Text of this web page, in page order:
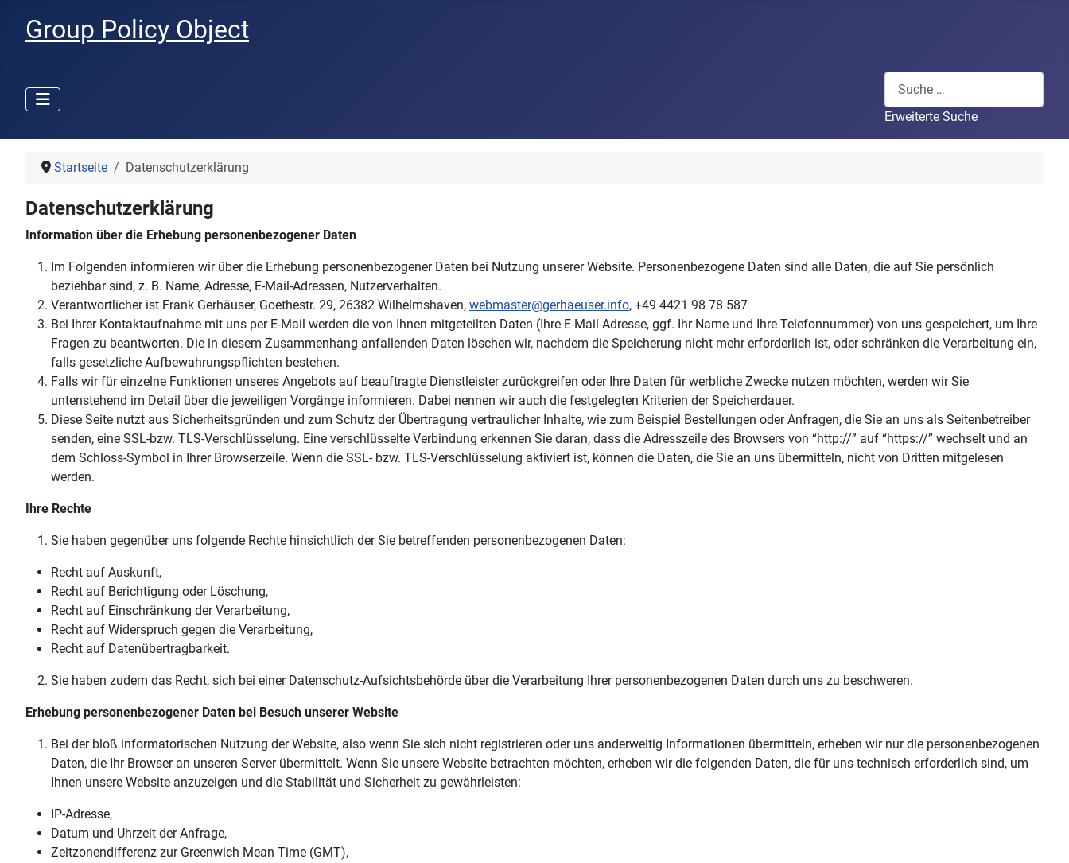
Group Policy Object
Suchen
Erweiterte Suche
Startseite Datenschutzerklärung
Datenschutzerklärung
Information über die Erhebung personenbezogener Daten
Im Folgenden informieren wir über die Erhebung personenbezogener Daten bei Nutzung unserer Website. Personenbezogene Daten sind alle Daten, die auf Sie persönlich
beziehbar sind, z. B. Name, Adresse, E-Mail-Adressen, Nutzerverhalten.
Verantwortlicher ist Frank Gerhäuser, Goethestr. 29, 26382 Wilhelmshaven, webmaster@gerhaeuser.info, +49 4421 98 78 587
Bei Ihrer Kontaktaufnahme mit uns per E-Mail werden die von Ihnen mitgeteilten Daten (Ihre E-Mail-Adresse, ggf. Ihr Name und Ihre Telefonnummer) von uns gespeichert, um Ihre
Fragen zu beantworten. Die in diesem Zusammenhang anfallenden Daten löschen wir, nachdem die Speicherung nicht mehr erforderlich ist, oder schränken die Verarbeitung ein,
falls gesetzliche Aufbewahrungspflichten bestehen.
Falls wir für einzelne Funktionen unseres Angebots auf beauftragte Dienstleister zurückgreifen oder Ihre Daten für werbliche Zwecke nutzen möchten, werden wir Sie
untenstehend im Detail über die jeweiligen Vorgänge informieren. Dabei nennen wir auch die festgelegten Kriterien der Speicherdauer.
Diese Seite nutzt aus Sicherheitsgründen und zum Schutz der Übertragung vertraulicher Inhalte, wie zum Beispiel Bestellungen oder Anfragen, die Sie an uns als Seitenbetreiber
senden, eine SSL-bzw. TLS-Verschlüsselung. Eine verschlüsselte Verbindung erkennen Sie daran, dass die Adresszeile des Browsers von “http://” auf “https://” wechselt und an
dem Schloss-Symbol in Ihrer Browserzeile. Wenn die SSL- bzw. TLS-Verschlüsselung aktiviert ist, können die Daten, die Sie an uns übermitteln, nicht von Dritten mitgelesen
werden.
Ihre Rechte
Sie haben gegenüber uns folgende Rechte hinsichtlich der Sie betreffenden personenbezogenen Daten:
Recht auf Auskunft,
Recht auf Berichtigung oder Löschung,
Recht auf Einschränkung der Verarbeitung,
Recht auf Widerspruch gegen die Verarbeitung,
Recht auf Datenübertragbarkeit.
Sie haben zudem das Recht, sich bei einer Datenschutz-Aufsichtsbehörde über die Verarbeitung Ihrer personenbezogenen Daten durch uns zu beschweren.
Erhebung personenbezogener Daten bei Besuch unserer Website
Bei der bloß informatorischen Nutzung der Website, also wenn Sie sich nicht registrieren oder uns anderweitig Informationen übermitteln, erheben wir nur die personenbezogenen
Daten, die Ihr Browser an unseren Server übermittelt. Wenn Sie unsere Website betrachten möchten, erheben wir die folgenden Daten, die für uns technisch erforderlich sind, um
Ihnen unsere Website anzuzeigen und die Stabilität und Sicherheit zu gewährleisten:
IP-Adresse,
Datum und Uhrzeit der Anfrage,
Zeitzonendifferenz zur Greenwich Mean Time (GMT),